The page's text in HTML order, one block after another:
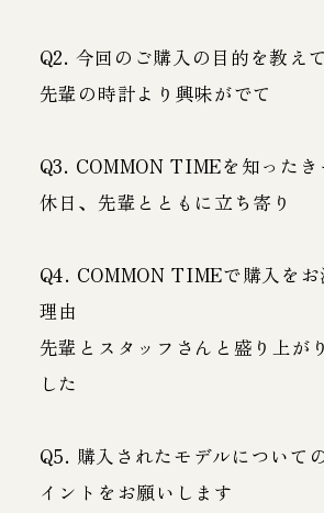
Q2. 今回のご購入の目的を教え
先輩の時計より興味がでて
Q3. COMMON TIMEを知った
休日、先輩とともに立ち寄り
Q4. COMMON TIMEで購入を
理由
先輩とスタッフさんと盛り上が
した
Q5. 購入されたモデルについて
イントをお願いします